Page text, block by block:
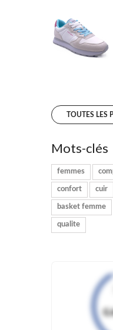
TOUTES LES
Mots-clés
femmes
confort cuir
basket femme
qualite